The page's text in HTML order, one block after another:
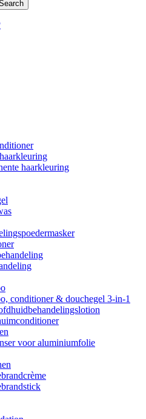
haarkleuring
conditioner & douchegel 3-in-1
voor aluminiumfolie